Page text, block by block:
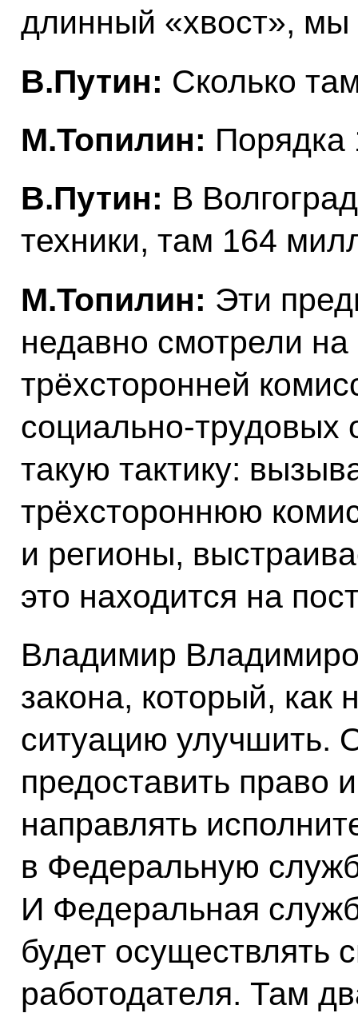
длинный «хвост», мы
В.Путин: Сколько
М.Топилин: Порядка
В.Путин: В
техники, там 164
М.Топилин: Эти
недавно смотрели на
трёхсторонней
такую тактику:
трёхстороннюю
и регионы,
это находится на
Владимир
закона, который, как
ситуацию улучшить.
предоставить право
направлять
в Федеральную
И Федеральная
будет осуществлять
работодателя. Там